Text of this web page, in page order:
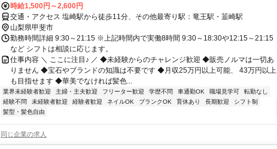
時給1,500円～2,600円
交通・アクセス 塩崎駅から徒歩11分、その他最寄り駅：竜王駅・韮崎駅
山梨県甲斐市
勤務時間詳細 9:30～21:15 ※上記時間内で実働8時間 9:30～18:30や12:15～21:15
など シフトは相談に応じます。
仕事内容 ＼ ここに注目♪ ／ ◆未経験からのチャレンジ歓迎 ◆販売ノルマは一切あ
りません ◆宝石やブランドの知識は不要です ◆月収25万円以上可能、 43万円以上
も目指せます ◆華美でなければ髪色...
業界未経験者歓迎 主婦・主夫歓迎 フリーター歓迎 学歴不問 車通勤OK 職場見学可
転勤なし
経験不問
未経験者歓迎 経験者歓迎 ネイルOK ブランクOK 育休あり 長期歓迎
シフト制
髪型・髪色自由
同じ企業の求人